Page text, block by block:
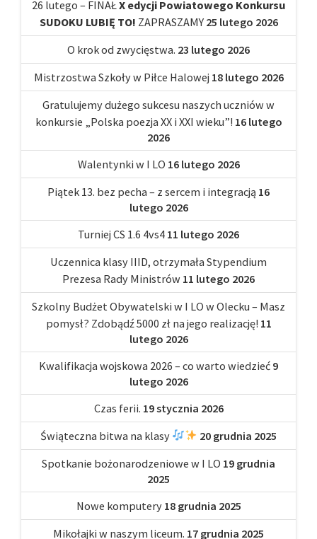
26 lutego – FINAŁ X edycji Powiatowego Konkursu
SUDOKU LUBIĘ TO! ZAPRASZAMY 25 lutego 2026
O krok od zwycięstwa. 23 lutego 2026
Mistrzostwa Szkoły w Piłce Halowej 18 lutego 2026
Gratulujemy dużego sukcesu naszych uczniów w
konkursie „Polska poezja XX i XXI wieku”! 16 lutego
2026
Walentynki w I LO 16 lutego 2026
Piątek 13. bez pecha – z sercem i integracją 16
lutego 2026
Turniej CS 1.6 4vs4 11 lutego 2026
Uczennica klasy IIID, otrzymała Stypendium
Prezesa Rady Ministrów 11 lutego 2026
Szkolny Budżet Obywatelski w I LO w Olecku – Masz
pomysł? Zdobądź 5000 zł na jego realizację! 11
lutego 2026
Kwalifikacja wojskowa 2026 – co warto wiedzieć 9
lutego 2026
Czas ferii. 19 stycznia 2026
Świąteczna bitwa na klasy
20 grudnia 2025
Spotkanie bożonarodzeniowe w I LO 19 grudnia
2025
Nowe komputery 18 grudnia 2025
Mikołajki w naszym liceum. 17 grudnia 2025